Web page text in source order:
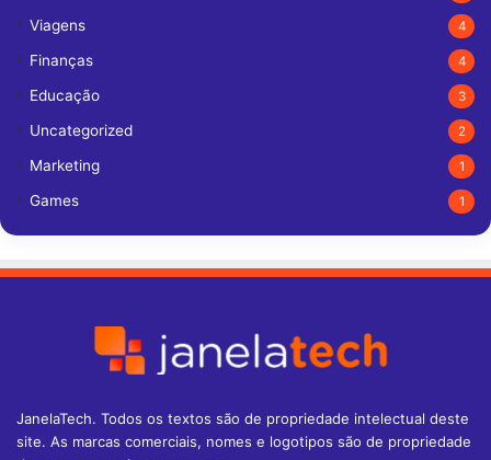
Viagens 4
Finanças 4
Educação 3
Uncategorized 2
Marketing 1
Games 1
JanelaTech. Todos os textos são de propriedade intelectual deste
site. As marcas comerciais, nomes e logotipos são de propriedade